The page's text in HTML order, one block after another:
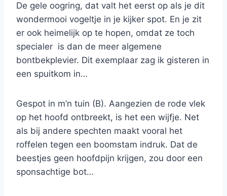
De gele oogring, dat valt het eerst op als je dit
wondermooi vogeltje in je kijker spot. En je zit
er ook heimelijk op te hopen, omdat ze toch
specialer is dan de meer algemene
bontbekplevier. Dit exemplaar zag ik gisteren in
een spuitkom in…
Gespot in m’n tuin (B). Aangezien de rode vlek
op het hoofd ontbreekt, is het een wijfje. Net
als bij andere spechten maakt vooral het
roffelen tegen een boomstam indruk. Dat de
beestjes geen hoofdpijn krijgen, zou door een
sponsachtige bot…